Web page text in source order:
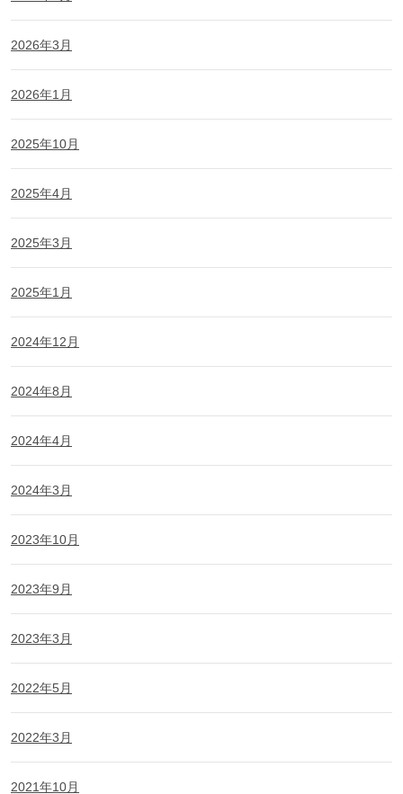
2026年3月
2026年1月
2025年10月
2025年4月
2025年3月
2025年1月
2024年12月
2024年8月
2024年4月
2024年3月
2023年10月
2023年9月
2023年3月
2022年5月
2022年3月
2021年10月